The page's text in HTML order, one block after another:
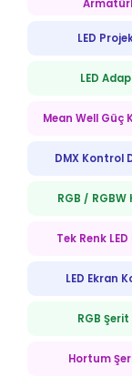
LED
LED
Mean Well Güç
DMX Kontrol
RGB /
Tek Renk
LED Ekran
RGB Şerit
Hortum